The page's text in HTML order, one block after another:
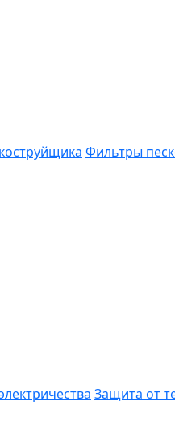
Фильтры
Защита от